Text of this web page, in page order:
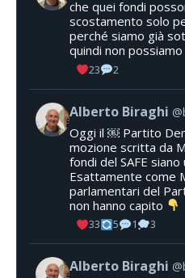
che quei fondi
scostamento solo
perché siamo già
quindi non
23 2
Alberto Biraghi
Oggi il ￼ Partito
mozione scritta da
fondi del SAFE
Esattamente come
parlamentari del
non hanno capito
33 5 1 3
Alberto Biraghi